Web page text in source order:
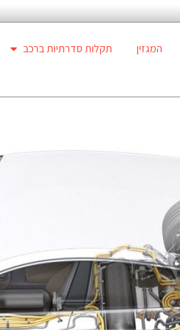
המגזין תקלות סדרתיות ברכב